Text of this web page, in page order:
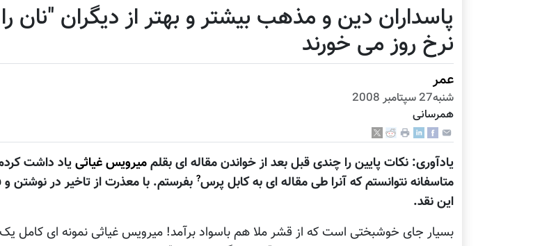
پاسداران دین و مذهب بیشتر و بهتر از دیگران "نان
نرخ روز می خورند
عمر
شنبه27 سپتامبر 2008
همرسانی
یادآوری: نکات پایین را چندی قبل بعد از خواندن مقاله ای بقلممیرویس غیاثییاد داشت
متاسفانه نتوانستم که آنرا طی مقاله ای به کابل پرس? بفرستم. با معذرت از تاخیر در نوشتن
این نقد.
بسیار جای خوشبختی است که از قشر ملا هم باسواد برآمد! میرویس غیاثی نمونه ای کامل